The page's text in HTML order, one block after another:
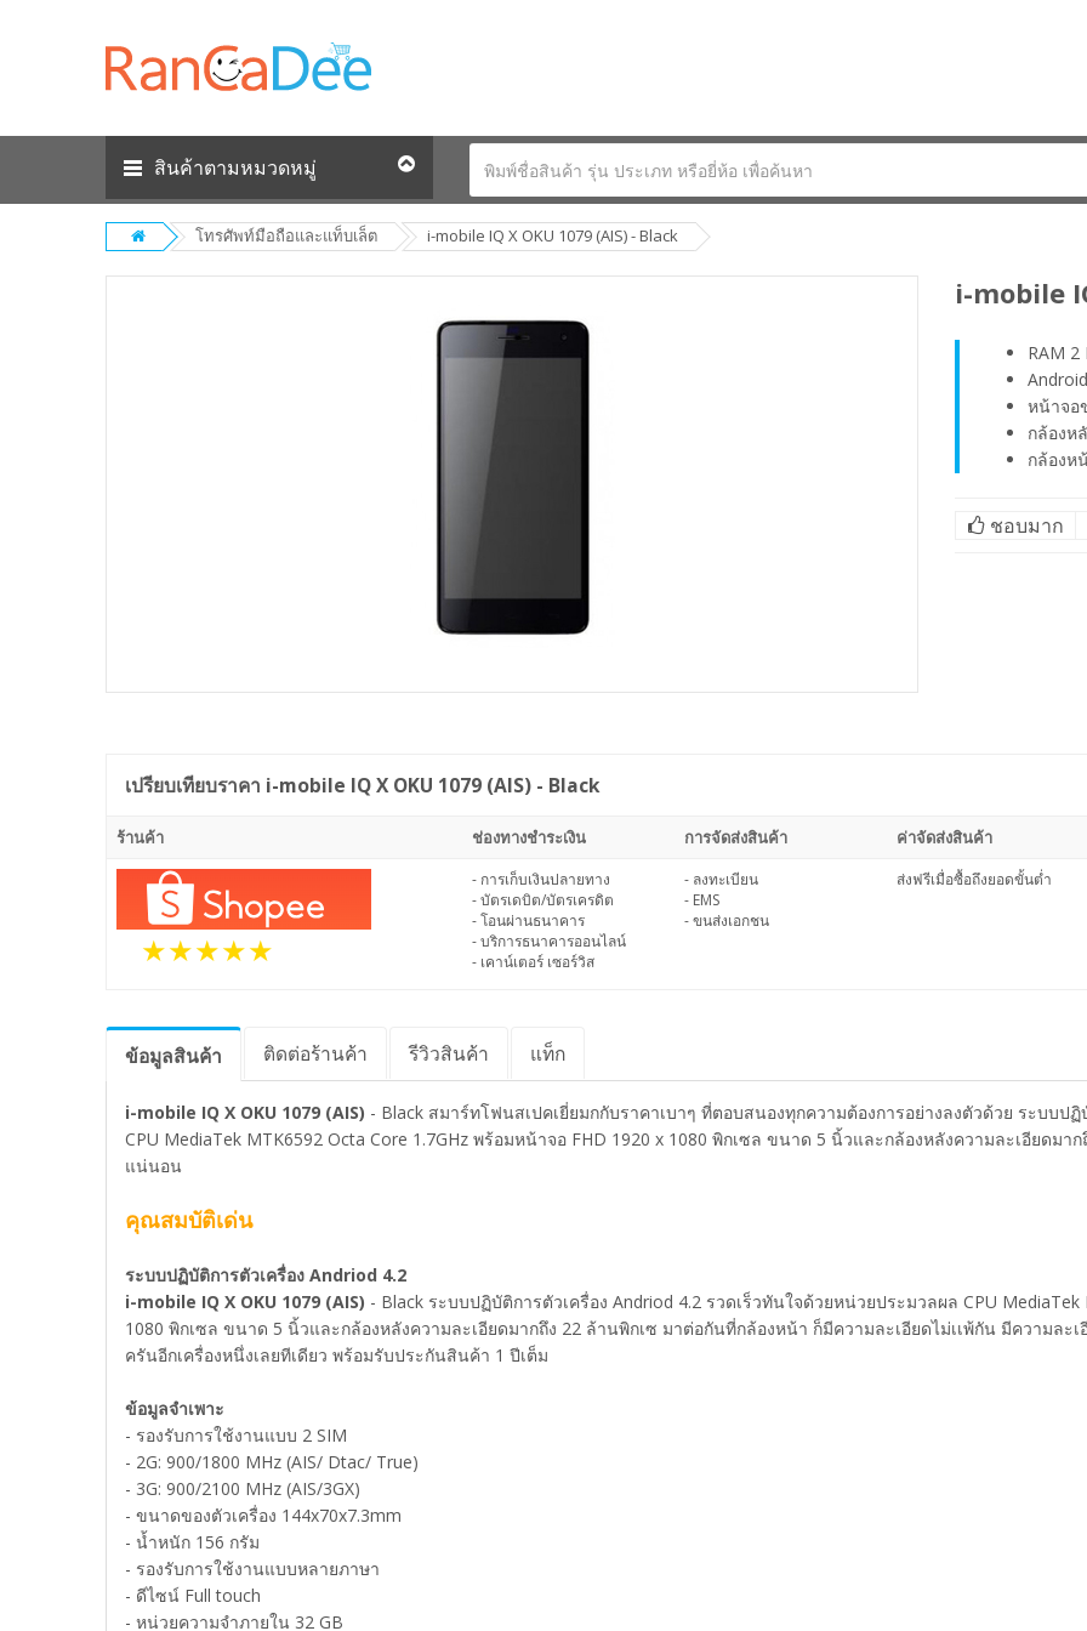
สินค้าตามหมวดหมู่
โทรศัพท์มือถือและแท็บเล็ต i-mobile IQ X OKU 1079 (AIS) - Black
i-mobile
RAM 2
หน้าจอ
กล้องห
กล้องห
ชอบมาก
เปรียบเทียบราคา i-mobile IQ X OKU 1079 (AIS) - Black
ร้านค้า ช่องทางชำระเงิน การจัดส่งสินค้า ค่าจัดส่งสินค้า
- การเก็บเงินปลายทาง
- บัตรเดบิต/บัตรเครดิต
- โอนผ่านธนาคาร
- บริการธนาคารออนไลน์
- เคาน์เตอร์ เซอร์วิส
- ลงทะเบียน
- EMS
- ขนส่งเอกชน
ส่งฟรีเมื่อซื้อถึงยอดขั้นต่ำ
ข้อมูลสินค้า ติดต่อร้านค้า รีวิวสินค้า แท็ก
i-mobile IQ X OKU 1079 (AIS) - Black สมาร์ทโฟนสเปคเยี่ยมกกับราคาเบาๆ ที่ตอบสนองทุกความต้องการอย่างลงตัวด้วย ระบบป
CPU MediaTek MTK6592 Octa Core 1.7GHz พร้อมหน้าจอ FHD 1920 x 1080 พิกเซล ขนาด 5 นิ้วและกล้องหลังความละเอียดม
แน่นอน
คุณสมบัติเด่น
ระบบปฏิบัติการตัวเครื่อง Andriod 4.2
i-mobile IQ X OKU 1079 (AIS) - Black ระบบปฏิบัติการตัวเครื่อง Andriod 4.2 รวดเร็วทันใจด้วยหน่วยประมวลผล CPU
1080 พิกเซล ขนาด 5 นิ้วและกล้องหลังความละเอียดมากถึง 22 ล้านพิกเซ มาต่อกันที่กล้องหน้า ก็มีความละเอียดไม่เเพ้กัน มีความล
ครันอีกเครื่องหนึ่งเลยทีเดียว พร้อมรับประกันสินค้า 1 ปีเต็ม
ข้อมูลจำเพาะ
- รองรับการใช้งานแบบ 2 SIM
- 2G: 900/1800 MHz (AIS/ Dtac/ True)
- 3G: 900/2100 MHz (AIS/3GX)
- ขนาดของตัวเครื่อง 144x70x7.3mm
- น้ำหนัก 156 กรัม
- รองรับการใช้งานแบบหลายภาษา
- ดีไซน์ Full touch
- หน่วยความจำภายใน 32 GB